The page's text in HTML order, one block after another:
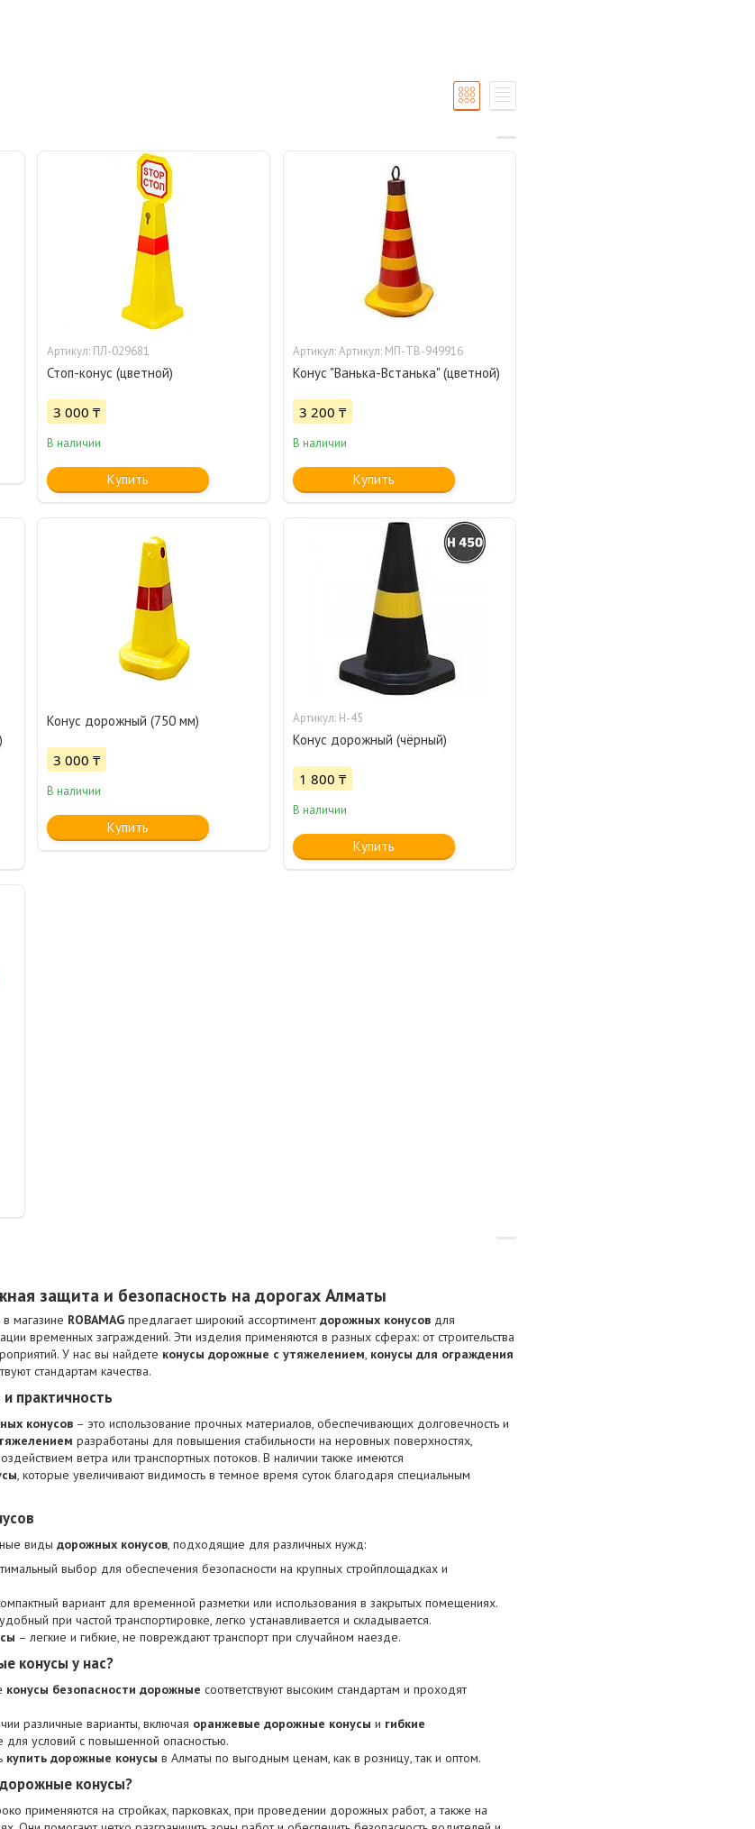
ПЛ-029681
Стоп-конус (цветной)
3 000 ₸
В наличии
Купить
Артикул: МП-ТВ-949916
Конус "Ванька-Встанька" (цветной)
3 200 ₸
В наличии
Купить
Конус дорожный (750 мм)
3 000 ₸
В наличии
Купить
Н-45
Конус дорожный (чёрный)
1 800 ₸
В наличии
Купить
защита и безопасность на дорогах Алматы
в магазине ROBAMAG предлагает широкий ассортиментдорожных конусов для
временных заграждений. Эти изделия применяются в разных сферах: от строительства
У нас вы найдете конусы дорожные с утяжелением, конусы для ограждения
стандартам качества.
практичность
конусов – это использование прочных материалов, обеспечивающих долговечность и
разработаны для повышения стабильности на неровных поверхностях,
ветра или транспортных потоков. В наличии также имеются
, которые увеличивают видимость в темное время суток благодаря специальным
виды дорожных конусов, подходящие для различных нужд:
выбор для обеспечения безопасности на крупных стройплощадках и
вариант для временной разметки или использования в закрытых помещениях.
при частой транспортировке, легко устанавливается и складывается.
– легкие и гибкие, не повреждают транспорт при случайном наезде.
конусы у нас?
конусы безопасности дорожные соответствуют высоким стандартам и проходят
различные варианты, включая оранжевые дорожные конусы и гибкие
условий с повышенной опасностью.
купить дорожные конусы в Алматы по выгодным ценам, как в розницу, так и оптом.
конусы?
применяются на стройках, парковках, при проведении дорожных работ, а также на